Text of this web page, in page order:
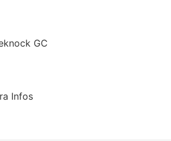
GC
Infos